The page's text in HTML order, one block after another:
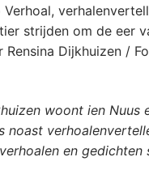
Verhoal,
strijden om de eer
Rensina Dijkhuizen /
woont ien Nuus
noast
en gedichten